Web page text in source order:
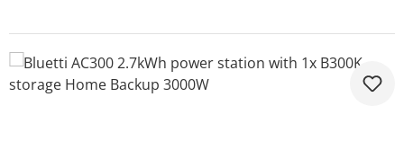
Bildergalerie überspringen